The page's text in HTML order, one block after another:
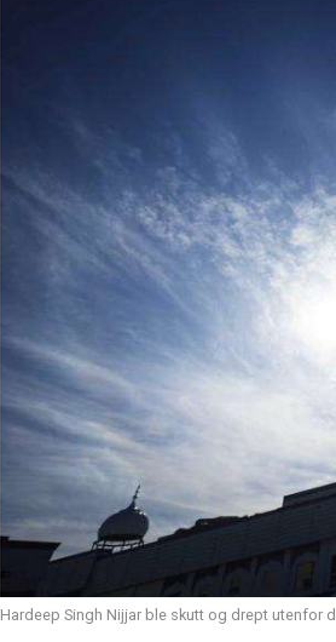
Hardeep Singh Nijjar ble skutt og drept utenfor